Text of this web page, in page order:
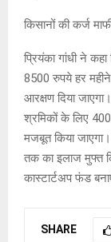
किसानों की कर्ज
प्रियंका गांधी ने
8500 रुपये हर
आरक्षण दिया
श्रमिकों के लिए
मजबूत किया
तक का इलाज मुफ्त
कास्टार्टअप फंड
SHARE